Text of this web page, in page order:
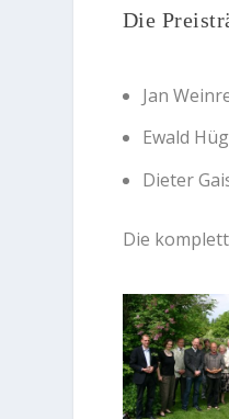
Die
Jan
Ewald
Dieter
Die